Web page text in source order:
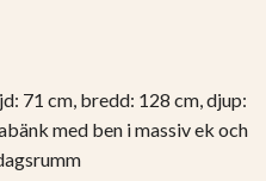
71 cm, bredd: 128 cm, djup:
med ben i massiv ek och